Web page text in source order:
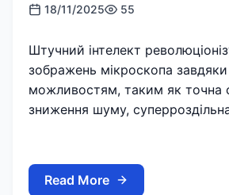
18/11/2025 55
Штучний інтелект
зображень мікроскопа
можливостям, таким як точна
зниження шуму,
Read More